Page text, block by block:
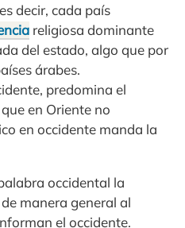
decir, cada país
religiosa dominante
del estado, algo que por
árabes.
predomina el
en Oriente no
en occidente manda la
occidental la
manera general al
el occidente.